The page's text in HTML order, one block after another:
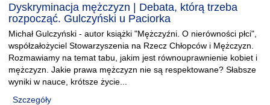
Dyskryminacja mężczyzn | Debata, którą trzeba
rozpocząć. Gulczyński u Paciorka
Michał Gulczyński - autor książki "Mężczyźni. O nierówności płci",
współzałożyciel Stowarzyszenia na Rzecz Chłopców i Mężczyzn.
Rozmawiamy na temat tabu, jakim jest równouprawnienie kobiet i
mężczyzn. Jakie prawa mężczyzn nie są respektowane? Słabsze
wyniki w nauce, krótsze życie...
Szczegóły